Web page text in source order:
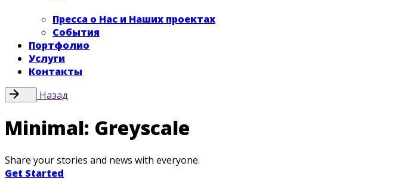
Пресса о Нас и Наших проектах
События
Портфолио
Услуги
Контакты
Назад
Minimal: Greyscale
Share your stories and news with everyone.
Get Started